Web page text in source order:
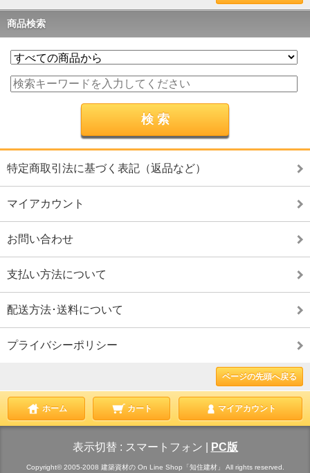
商品検索
特定商取引法に基づく表記（返品など）
マイアカウント
お問い合わせ
支払い方法について
配送方法･送料について
プライバシーポリシー
ページの先頭へ戻る
ホーム カート マイアカウント
表示切替 : スマートフォン PC版
Copyright© 2005-2008 建築資材の On Line Shop「知住建材」 All rights reserved.